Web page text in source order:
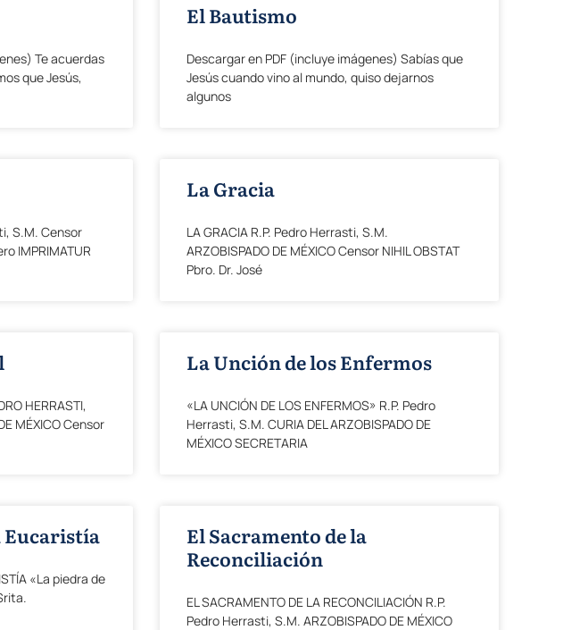
Te acuerdas
que Jesús,
El Bautismo
Descargar en PDF (incluye imágenes) Sabías que
Jesús cuando vino al mundo, quiso dejarnos
algunos
S.M. Censor
IMPRIMATUR
La Gracia
LA GRACIA R.P. Pedro Herrasti, S.M.
ARZOBISPADO DE MÉXICO Censor NIHIL OBSTAT
Pbro. Dr. José
HERRASTI,
MÉXICO Censor
La Unción de los Enfermos
«LA UNCIÓN DE LOS ENFERMOS» R.P. Pedro
Herrasti, S.M. CURIA DEL ARZOBISPADO DE
MÉXICO SECRETARIA
Eucaristía
«La piedra de
El Sacramento de la
Reconciliación
EL SACRAMENTO DE LA RECONCILIACIÓN R.P.
Pedro Herrasti, S.M. ARZOBISPADO DE MÉXICO